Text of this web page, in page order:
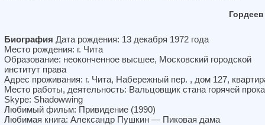
Биография Дата рождения: 13 декабря 1972 года
Место рождения: г. Чита
Образование: неоконченное высшее, Московский городской
институт права
Адрес проживания: г. Чита, Набережный пер. , дом 127,
Место работы, деятельность: Вальцовщик стана горячей
Skype: Shadowwing
Любимый фильм: Привидение (1990)
Любимая книга: Александр Пушкин — Пиковая дама